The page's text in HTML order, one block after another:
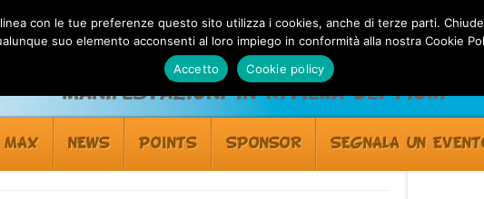
Manifestazioni in Riviera dei Fiori
MAX NEWS POINTS SPONSOR SEGNALA UN
con le tue preferenze questo sito utilizza i cookies, anche di terze parti.
suo elemento acconsenti al loro impiego in conformità alla nostra Cookie
Accetto
Cookie policy